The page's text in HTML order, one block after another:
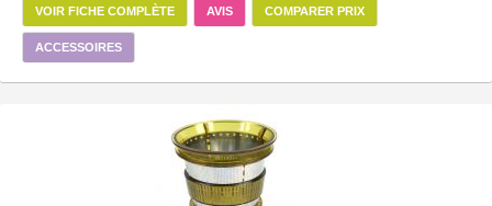
VOIR FICHE COMPLÈTE AVIS COMPARER PRIX
ACCESSOIRES